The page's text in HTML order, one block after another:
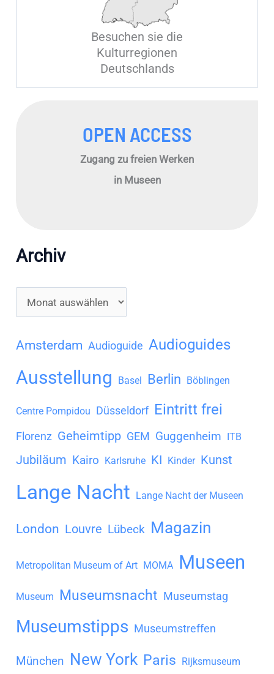
Besuchen sie die
Kulturregionen
Deutschlands
OPEN ACCESS
Zugang zu freien Werken
in Museen
Archiv
r
c
i
Amsterdam Audioguide Audioguides
Ausstellung Basel Berlin Böblingen
Centre Pompidou Düsseldorf Eintritt frei
Florenz Geheimtipp GEM Guggenheim ITB
Jubiläum Kairo Karlsruhe KI Kinder Kunst
Lange Nacht Lange Nacht der Museen
London Louvre Lübeck Magazin
Metropolitan Museum of Art MOMA Museen
Museum Museumsnacht Museumstag
Museumstipps Museumstreffen
München New York Paris Rijksmuseum